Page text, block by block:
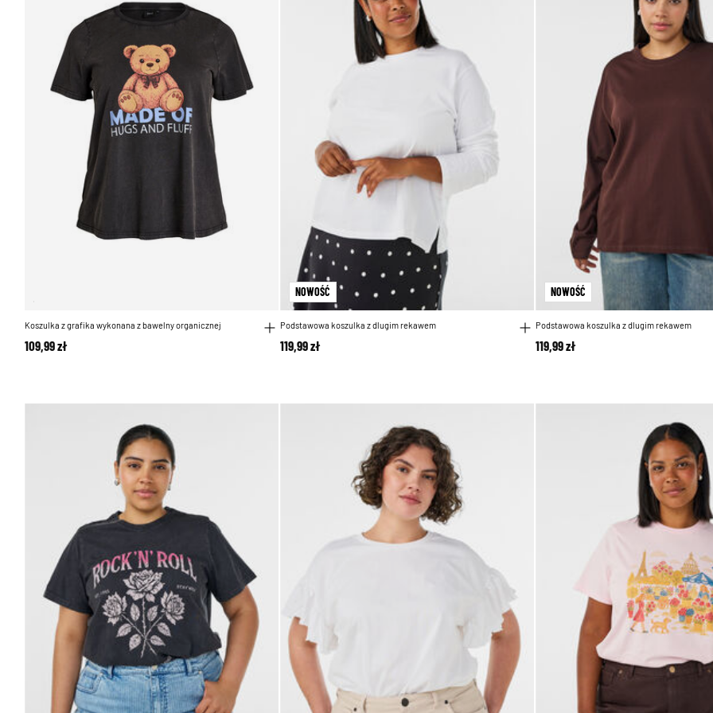
Koszulka z grafika wykonana z bawelny organicznej
109,99 zł
NOWOŚĆ
Podstawowa koszulka z dlugim rekawem
119,99 zł
NOWOŚĆ
Podstawowa koszulka z dlugim rekawem
119,99 zł